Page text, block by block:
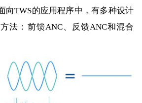
向TWS的应用程序中，有多种设计
法：前馈ANC、反馈ANC和混合